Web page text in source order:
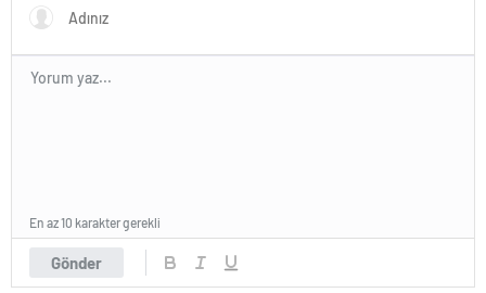
Gönder
En az 10 karakter gerekli